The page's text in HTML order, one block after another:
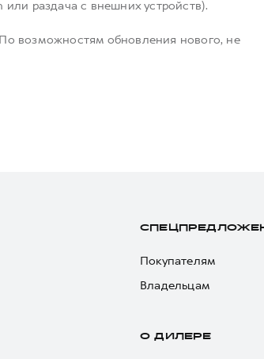
раздача с внешних устройств).
возможностям обновления нового, не
Покупателям
Владельцам
О ДИЛЕРЕ